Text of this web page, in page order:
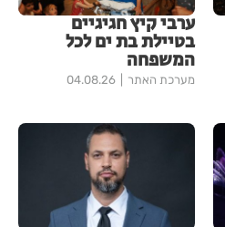
ערבי קיץ חגיגיים
בטיילת בת ים לכל
המשפחה
מערכת האתר 04.08.26